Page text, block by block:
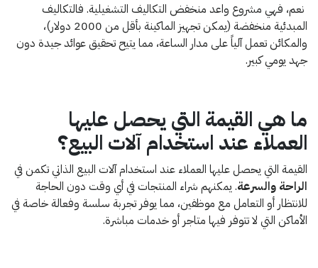
نعم، فهي مشروع واعد منخفض التكاليف التشغيلية. فالتكاليف
المبدئية منخفضة (يمكن تجهيز الماكينة بأقل من 2000 دولار)،
والمكائن تعمل آلياً على مدار الساعة، مما يتيح تحقيق عوائد جيدة دون
جهد يومي كبير.
ما هي القيمة التي يحصل عليها
العملاء عند استخدام آلات البيع؟
القيمة التي يحصل عليها العملاء عند استخدام آلات البيع الذاتي تكمن في
الراحة والسرعة. يمكنهم شراء المنتجات في أي وقت دون الحاجة
للانتظار أو التعامل مع موظفين، مما يوفر تجربة سلسة وفعالة خاصة في
الأماكن التي لا تتوفر فيها متاجر أو خدمات مباشرة.